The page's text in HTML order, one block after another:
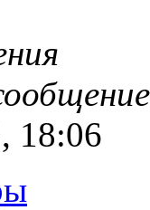
18:06